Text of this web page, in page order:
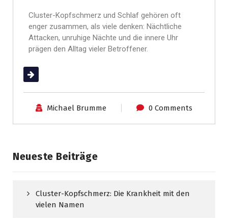
Cluster-Kopfschmerz und Schlaf gehören oft
enger zusammen, als viele denken: Nächtliche
Attacken, unruhige Nächte und die innere Uhr
prägen den Alltag vieler Betroffener.
(mehr …)
Michael Brumme 0 Comments
Neueste Beiträge
Cluster-Kopfschmerz: Die Krankheit mit den
vielen Namen